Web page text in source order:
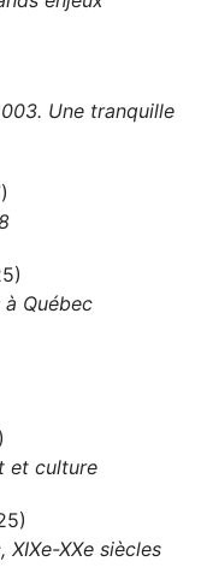
Une tranquille
Québec
et culture
XXe siècles